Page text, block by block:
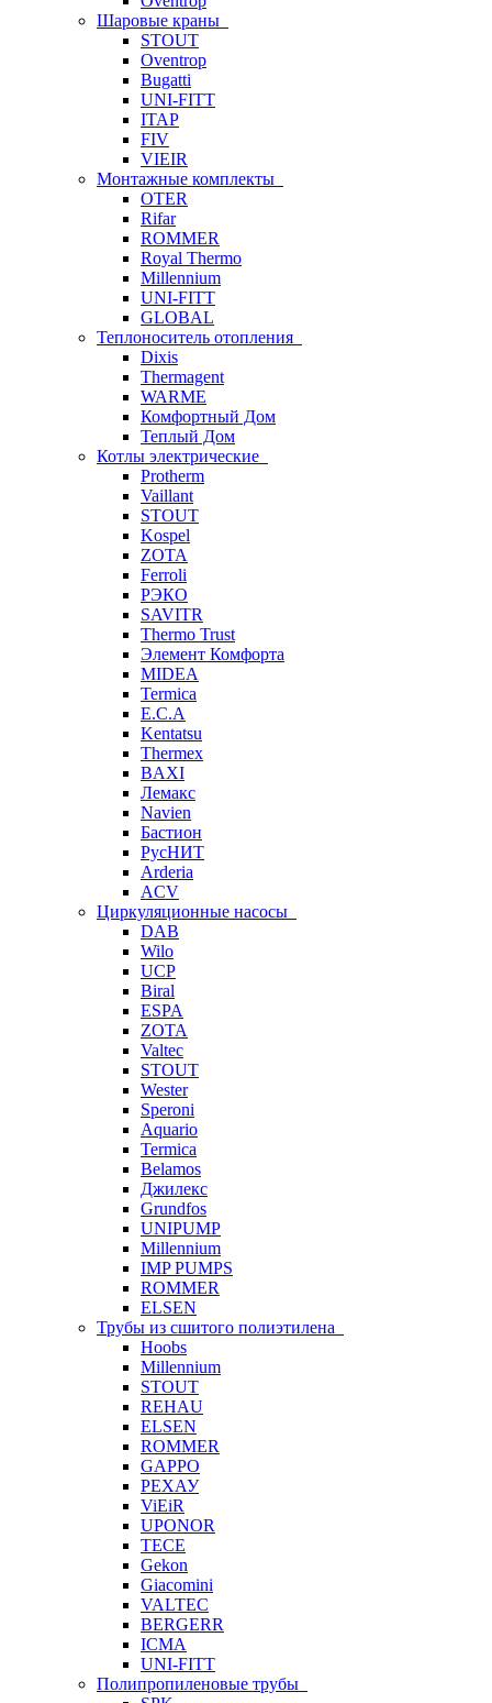
Шаровые краны
STOUT
Oventrop
Bugatti
UNI-FITT
ITAP
FIV
VIEIR
Монтажные комплекты
OTER
Rifar
ROMMER
Royal Thermo
Millennium
UNI-FITT
GLOBAL
Теплоноситель отопления
Dixis
Thermagent
WARME
Комфортный Дом
Теплый Дом
Котлы электрические
Protherm
Vaillant
STOUT
Kospel
ZOTA
Ferroli
РЭКО
SAVITR
Thermo Trust
Элемент Комфорта
MIDEA
Termica
E.C.A
Kentatsu
Thermex
BAXI
Лемакс
Navien
Бастион
РусНИТ
Arderia
ACV
Циркуляционные насосы
DAB
Wilo
UCP
Biral
ESPA
ZOTA
Valtec
STOUT
Wester
Speroni
Aquario
Termica
Belamos
Джилекс
Grundfos
UNIPUMP
Millennium
IMP PUMPS
ROMMER
ELSEN
Трубы из сшитого полиэтилена
Hoobs
Millennium
STOUT
REHAU
ELSEN
ROMMER
GAPPO
РЕХАУ
ViEiR
UPONOR
TECE
Gekon
Giacomini
VALTEC
BERGERR
ICMA
UNI-FITT
Полипропиленовые трубы